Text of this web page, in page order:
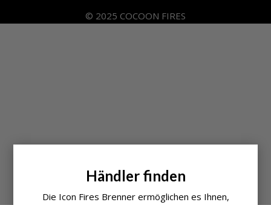
© 2025 COCOON FIRES
Händler finden
Die Icon Fires Brenner ermöglichen es Ihnen,